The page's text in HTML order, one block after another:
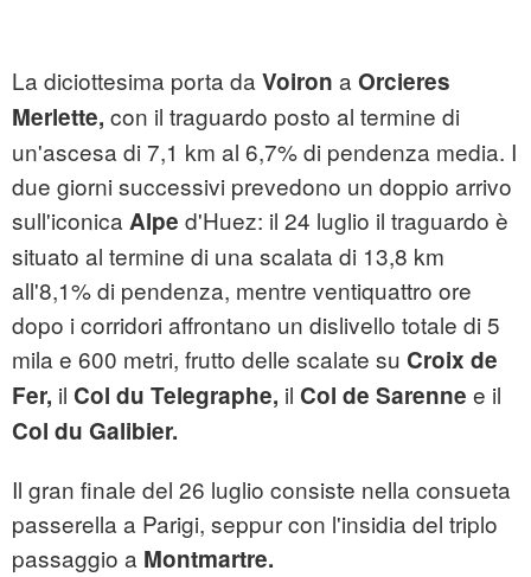
La diciottesima porta da Voiron a Orcieres
Merlette, con il traguardo posto al termine di
un'ascesa di 7,1 km al 6,7% di pendenza media. I
due giorni successivi prevedono un doppio arrivo
sull'iconica Alpe d'Huez: il 24 luglio il traguardo è
situato al termine di una scalata di 13,8 km
all'8,1% di pendenza, mentre ventiquattro ore
dopo i corridori affrontano un dislivello totale di 5
mila e 600 metri, frutto delle scalate su Croix de
Fer, il Col du Telegraphe, il Col de Sarenne e il
Col du Galibier.
Il gran finale del 26 luglio consiste nella consueta
passerella a Parigi, seppur con l'insidia del triplo
passaggio a Montmartre.